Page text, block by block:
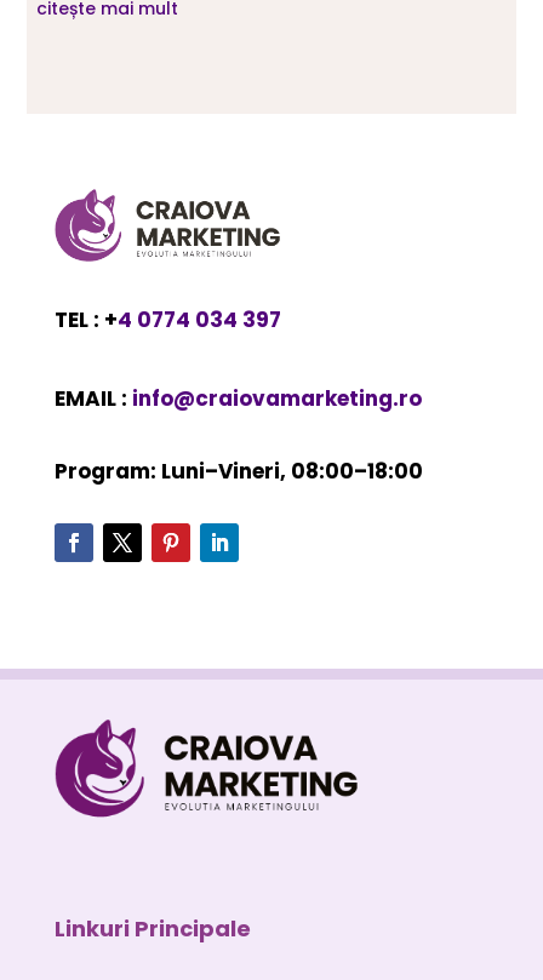
citește mai mult
TEL : +4 0774 034 397
EMAIL : info@craiovamarketing.ro
Program: Luni–Vineri, 08:00–18:00
Linkuri Principale